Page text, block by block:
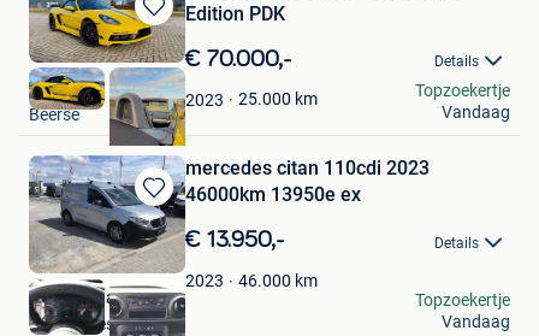
Bewaren
in
Mijn
Favorieten
Edition PDK
€ 70.000,- Details
2023 25.000 km
jo
Beerse
Topzoekertje
Vandaag
Bewaren
in
Mijn
Favorieten
mercedes citan 110cdi 2023
46000km 13950e ex
€ 13.950,- Details
2023 46.000 km
Sneyers Hans
Linter-Drieslinter
Topzoekertje
Vandaag